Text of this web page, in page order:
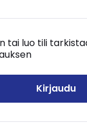
tai luo tili
Kirjaudu